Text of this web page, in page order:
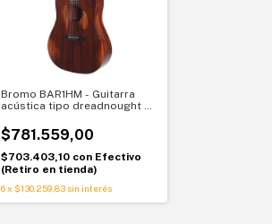
Bromo BAR1HM - Guitarra
acústica tipo dreadnought de
BAR1HM
$781.559,00
$703.403,10 con Efectivo
(Retiro en tienda)
6x $130.259,83 sin interés